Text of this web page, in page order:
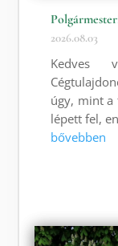
2026.08.03
Kedves
úgy, mint a
lépett fel,
bővebben